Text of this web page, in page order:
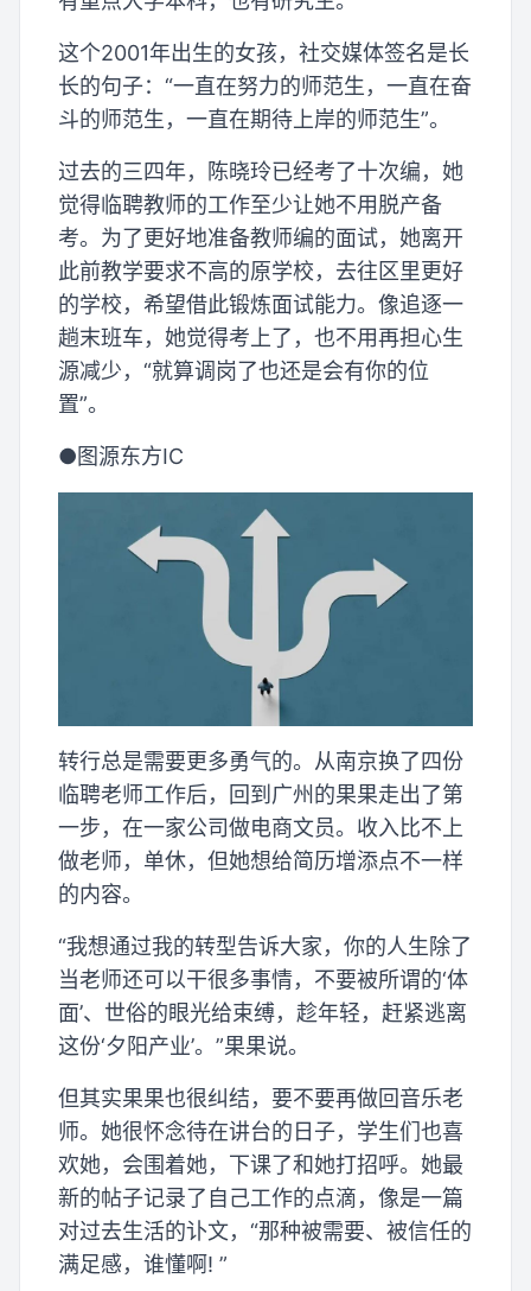
这个2001年出生的女孩，社交媒体签名是长
长的句子：“一直在努力的师范生，一直在奋
斗的师范生，一直在期待上岸的师范生”。
过去的三四年，陈晓玲已经考了十次编，她
觉得临聘教师的工作至少让她不用脱产备
考。为了更好地准备教师编的面试，她离开
此前教学要求不高的原学校，去往区里更好
的学校，希望借此锻炼面试能力。像追逐一
趟末班车，她觉得考上了，也不用再担心生
源减少，“就算调岗了也还是会有你的位
置”。
●图源东方IC
转行总是需要更多勇气的。从南京换了四份
临聘老师工作后，回到广州的果果走出了第
一步，在一家公司做电商文员。收入比不上
做老师，单休，但她想给简历增添点不一样
的内容。
“我想通过我的转型告诉大家，你的人生除了
当老师还可以干很多事情，不要被所谓的‘体
面’、世俗的眼光给束缚，趁年轻，赶紧逃离
这份‘夕阳产业’。”果果说。
但其实果果也很纠结，要不要再做回音乐老
师。她很怀念待在讲台的日子，学生们也喜
欢她，会围着她，下课了和她打招呼。她最
新的帖子记录了自己工作的点滴，像是一篇
对过去生活的讣文，“那种被需要、被信任的
满足感，谁懂啊! ”